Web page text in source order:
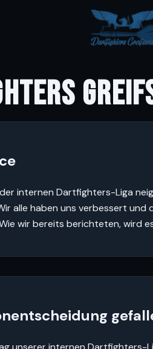
internen Dartfighters-Liga
alle haben uns verbessert
wir bereits berichteten, wird